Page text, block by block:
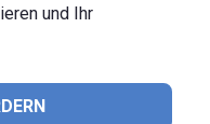
und Ihr